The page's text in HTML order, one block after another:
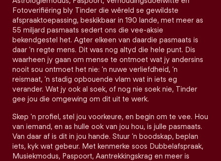
Fotoverifiëring bly Tinder die wêreld se gewildste
afspraaktoepassing, beskikbaar in 190 lande, met meer as
55 miljard pasmaats sedert ons die vee-aksie
bekendgestel het. Agter elkeen van daardie pasmaats is
daar 'n regte mens. Dit was nog altyd die hele punt. Dis
waarheen jy gaan om mense te ontmoet wat jy andersins
nooit sou ontmoet het nie: ’n nuwe verliefdheid, ’n
reismaat, ’n stadig opbouende vlam wat in iets eg
verander. Wat jy ook al soek, of nog nie soek nie, Tinder
gee jou die omgewing om dit uit te werk.
Skep 'n profiel, stel jou voorkeure, en begin om te vee. Hou
van iemand, en as hulle ook van jou hou, is julle pasmaats.
Van daar af is dit in jou hande. Stuur ’n boodskap, beplan
iets, kyk wat gebeur. Met kenmerke soos Dubbelafspraak,
Musiekmodus, Paspoort, Aantrekkingskrag en meer is